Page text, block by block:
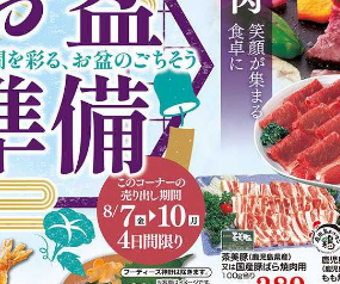
kinki.co.jp/shop/details-awaga.html